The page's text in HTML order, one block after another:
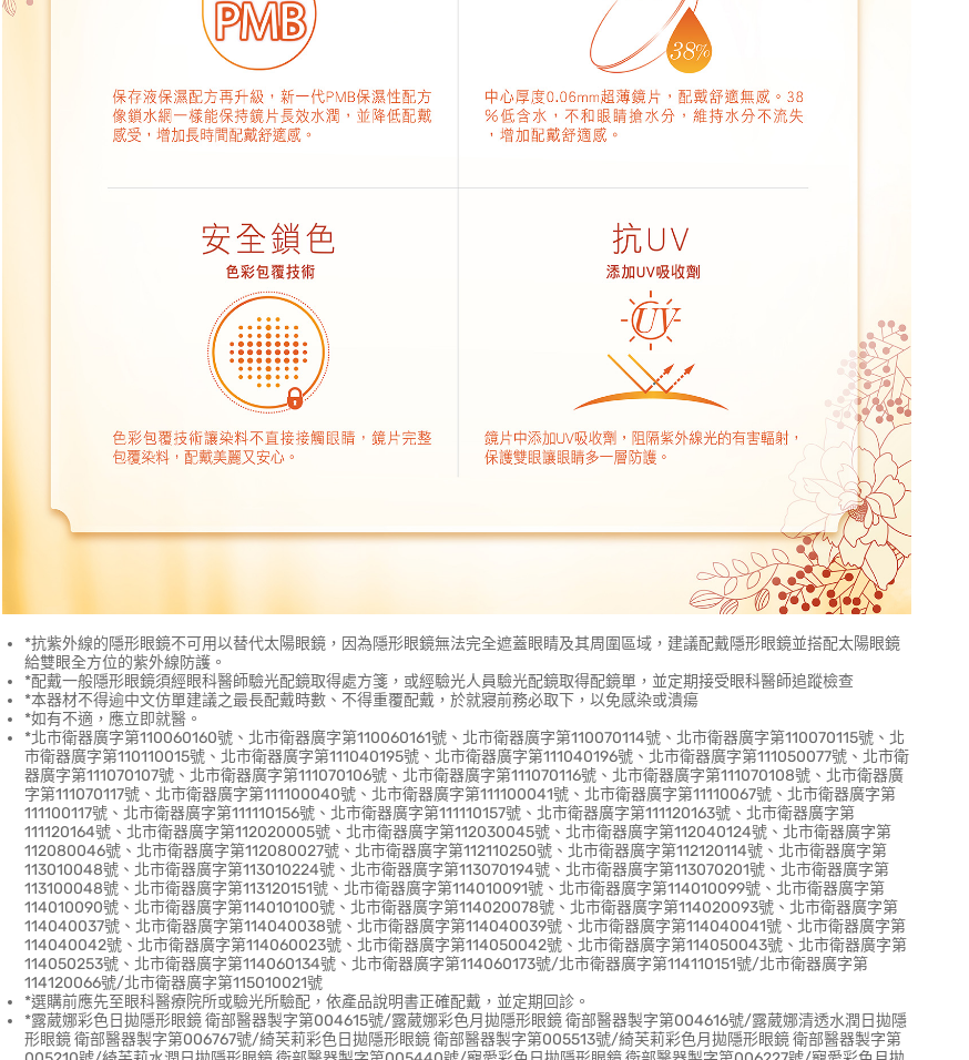
*抗紫外線的隱形眼鏡不可用以替代太陽眼鏡，因為隱形眼鏡無法完全遮蓋眼睛及其周圍區域，建議配戴隱形眼鏡並搭配太陽眼鏡
給雙眼全方位的紫外線防護。
*配戴一般隱形眼鏡須經眼科醫師驗光配鏡取得處方箋，或經驗光人員驗光配鏡取得配鏡單，並定期接受眼科醫師追蹤檢查
*本器材不得逾中文仿單建議之最長配戴時數、不得重覆配戴，於就寢前務必取下，以免感染或潰瘍
*如有不適，應立即就醫。
*北市衛器廣字第110060160號、北市衛器廣字第110060161號、北市衛器廣字第110070114號、北市衛器廣字第110070115號、北
市衛器廣字第110110015號、北市衛器廣字第111040195號、北市衛器廣字第111040196號、北市衛器廣字第111050077號、北市衛
器廣字第111070107號、北市衛器廣字第111070106號、北市衛器廣字第111070116號、北市衛器廣字第111070108號、北市衛器廣
字第111070117號、北市衛器廣字第111100040號、北市衛器廣字第111100041號、北市衛器廣字第11110067號、北市衛器廣字第
111100117號、北市衛器廣字第111110156號、北市衛器廣字第111110157號、北市衛器廣字第111120163號、北市衛器廣字第
111120164號、北市衛器廣字第112020005號、北市衛器廣字第112030045號、北市衛器廣字第112040124號、北市衛器廣字第
112080046號、北市衛器廣字第112080027號、北市衛器廣字第112110250號、北市衛器廣字第112120114號、北市衛器廣字第
113010048號、北市衛器廣字第113010224號、北市衛器廣字第113070194號、北市衛器廣字第113070201號、北市衛器廣字第
113100048號、北市衛器廣字第113120151號、北市衛器廣字第114010091號、北市衛器廣字第114010099號、北市衛器廣字第
114010090號、北市衛器廣字第114010100號、北市衛器廣字第114020078號、北市衛器廣字第114020093號、北市衛器廣字第
114040037號、北市衛器廣字第114040038號、北市衛器廣字第114040039號、北市衛器廣字第114040041號、北市衛器廣字第
114040042號、北市衛器廣字第114060023號、北市衛器廣字第114050042號、北市衛器廣字第114050043號、北市衛器廣字第
114050253號、北市衛器廣字第114060134號、北市衛器廣字第114060173號/北市衛器廣字第114110151號/北市衛器廣字第
114120066號/北市衛器廣字第115010021號
*選購前應先至眼科醫療院所或驗光所驗配，依產品說明書正確配戴，並定期回診。
*露葳娜彩色日拋隱形眼鏡 衛部醫器製字第004615號/露葳娜彩色月拋隱形眼鏡 衛部醫器製字第004616號/露葳娜清透水潤日拋隱
形眼鏡 衛部醫器製字第006767號/綺芙莉彩色日拋隱形眼鏡 衛部醫器製字第005513號/綺芙莉彩色月拋隱形眼鏡 衛部醫器製字第